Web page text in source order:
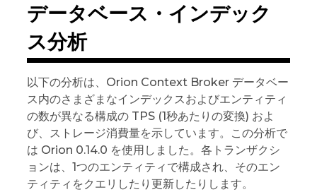
データベース・インデック
ス分析
以下の分析は、Orion Context Broker データベー
ス内のさまざまなインデックスおよびエンティティ
の数が異なる構成の TPS (1秒あたりの変換) およ
び、ストレージ消費量を示しています。この分析で
は Orion 0.14.0 を使用しました。各トランザクシ
ョンは、1つのエンティティで構成され、そのエン
ティティをクエリしたり更新したりします。